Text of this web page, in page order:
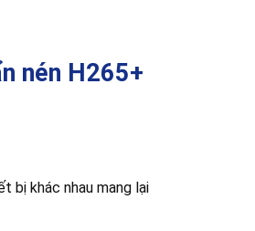
nén H265+
bị khác nhau mang lại